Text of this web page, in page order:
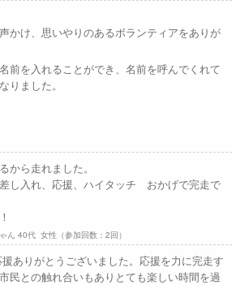
かけ、思いやりのあるボランティアをありが
前を入れることができ、名前を呼んでくれて
りました。
から走れました。
し入れ、応援、ハイタッチ おかげで完走で
ん 40代 女性（参加回数：2回）
ありがとうございました。応援を力に完走す
民との触れ合いもありとても楽しい時間を過